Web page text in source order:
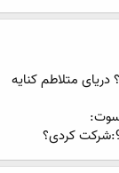
متلاطم کنایه